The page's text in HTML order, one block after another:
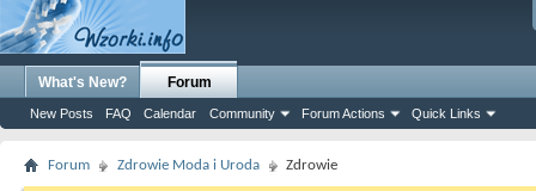
What's New? Forum
New Posts FAQ Calendar Community Forum Actions Quick Links
Forum Zdrowie Moda i Uroda Zdrowie